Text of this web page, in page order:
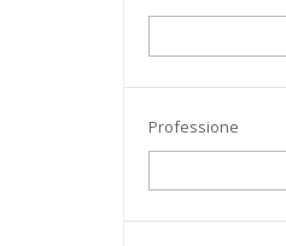
Professione